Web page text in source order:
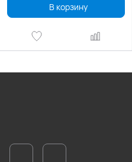
В корзину